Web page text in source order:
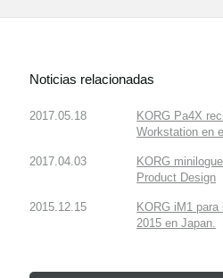
Noticias relacionadas
2017.05.18
KORG Pa4X
Workstation en
2017.04.03
KORG
Product Design
2015.12.15
KORG iM1
2015 en Japan.